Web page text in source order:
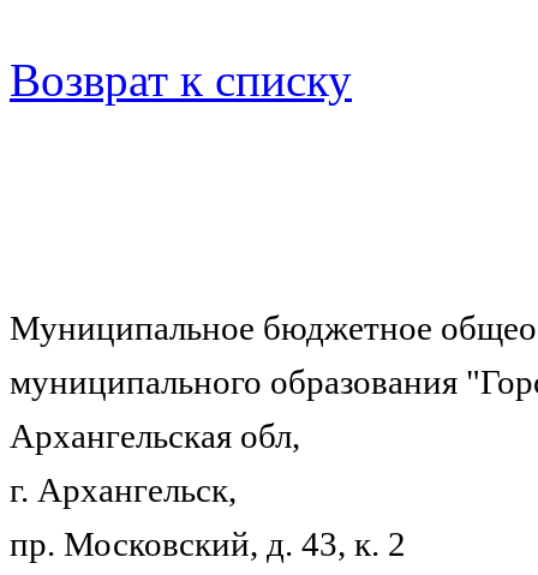
Возврат к списку
Муниципальное бюджетное
муниципального образования
Архангельская обл,
г. Архангельск,
пр. Московский, д. 43, к. 2